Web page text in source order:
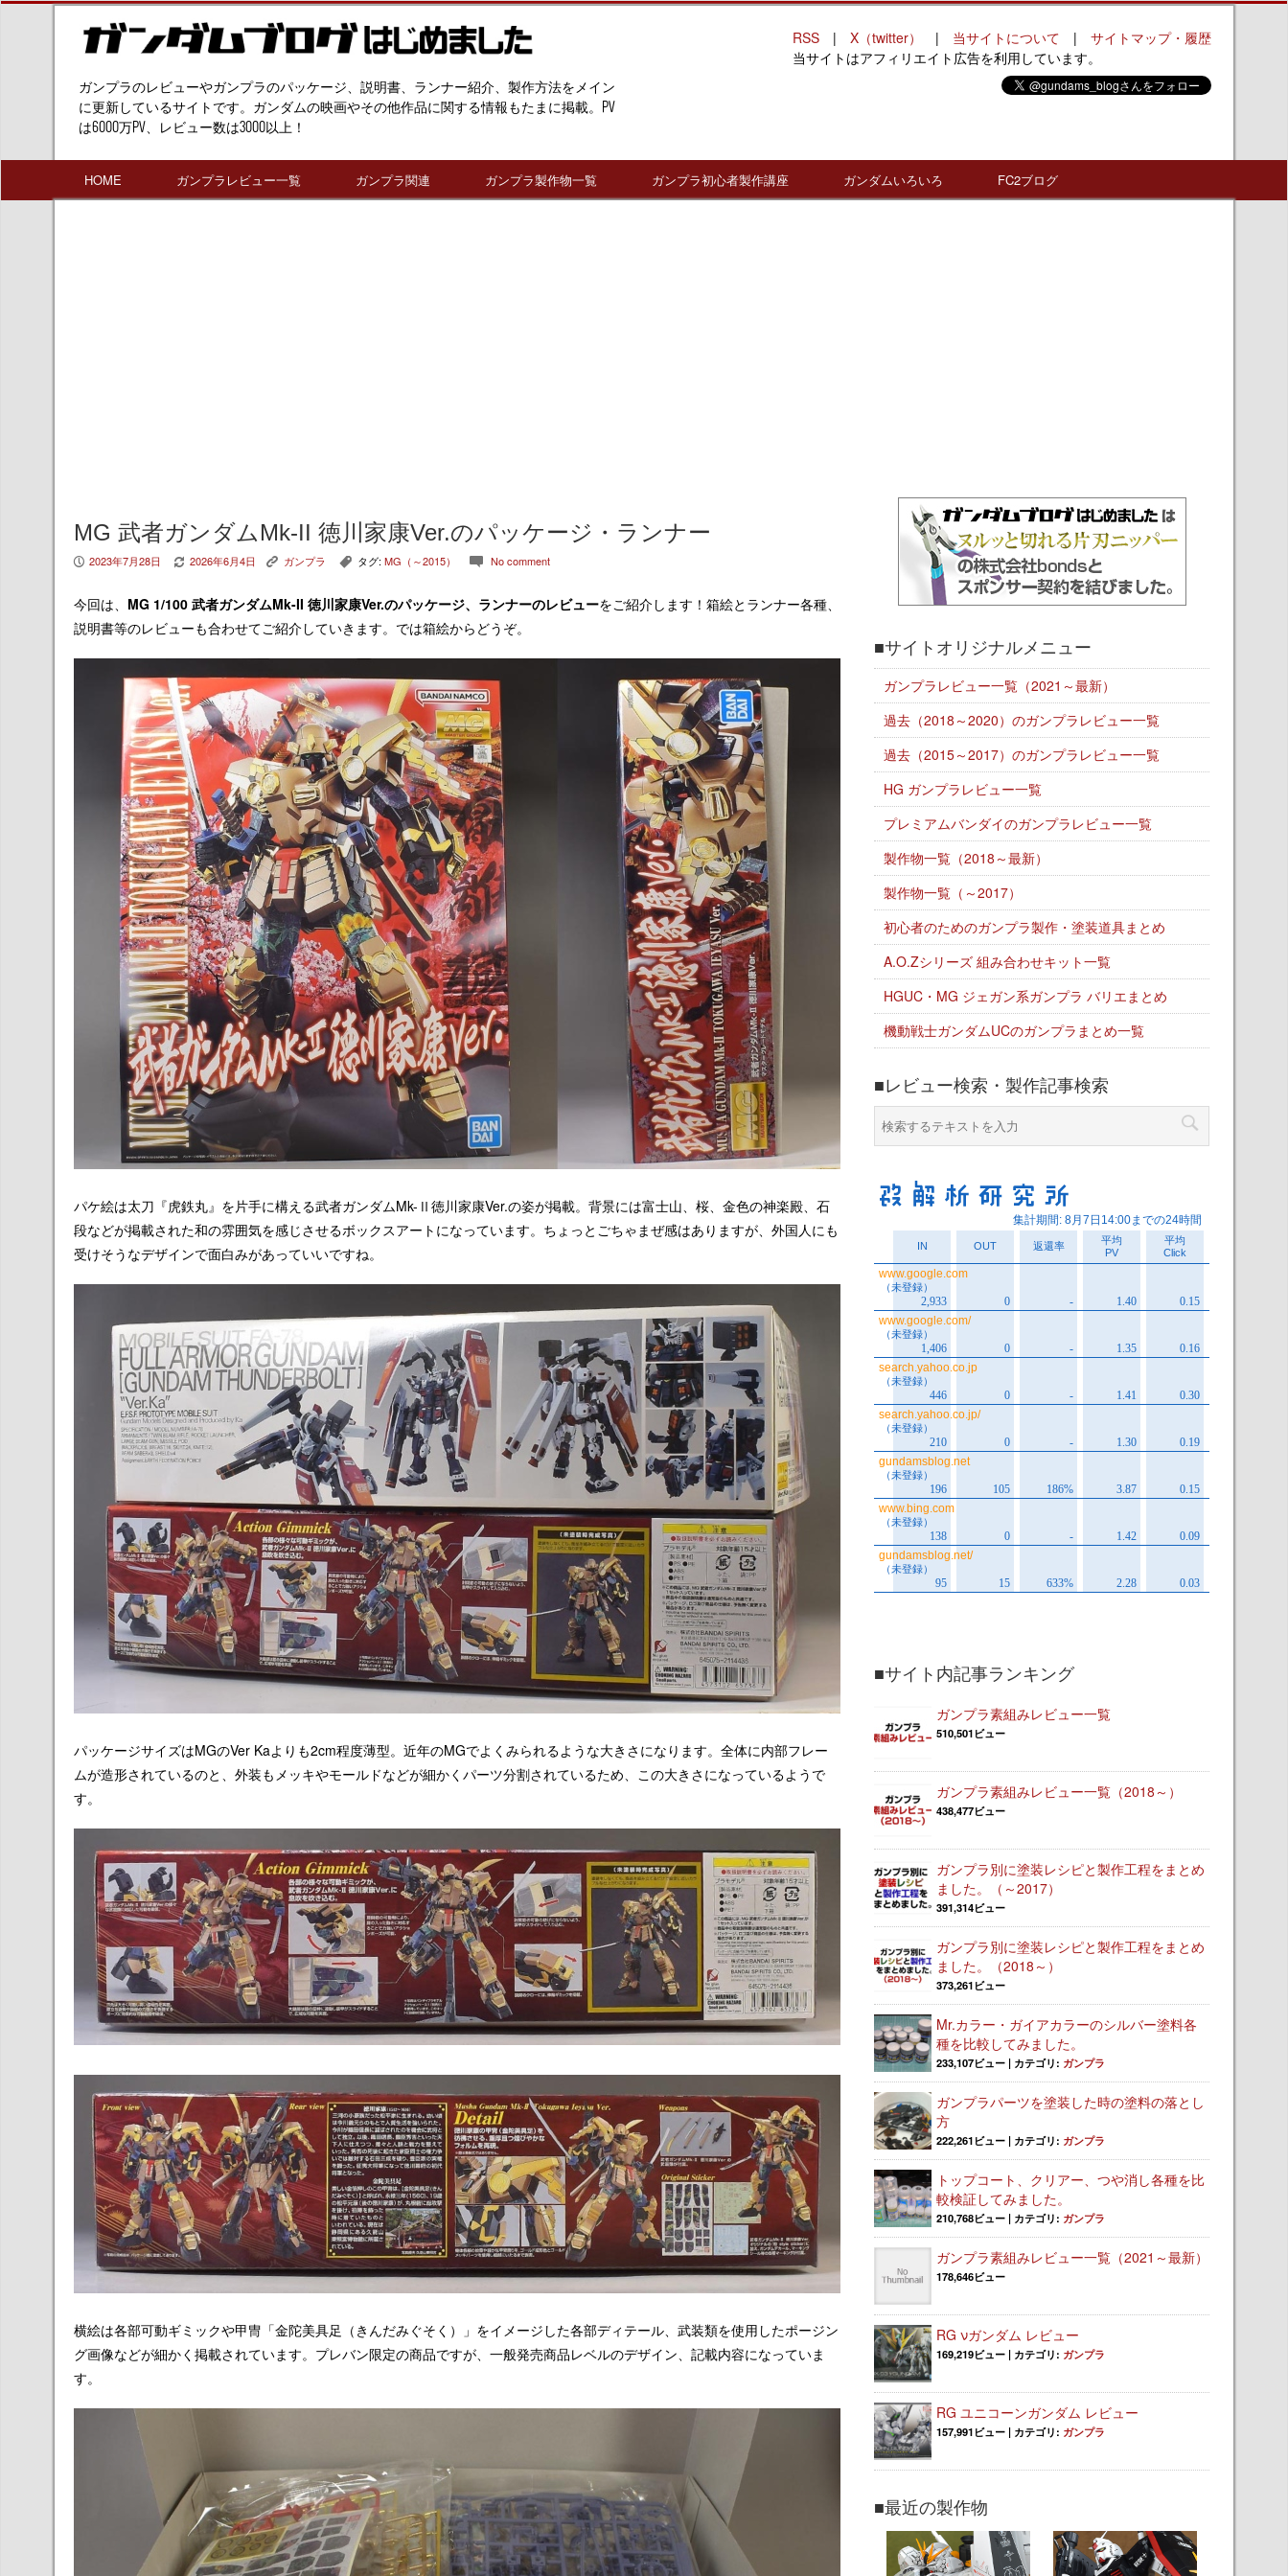
ガンプラのレビューやガンプラのパッケージ、説明書、ランナー紹介、製作方法をメイン
に更新しているサイトです。ガンダムの映画やその他作品に関する情報もたまに掲載。PV
は6000万PV、レビュー数は3000以上！
RSS | X（twitter） | 当サイトについて | サイトマップ・履歴
当サイトはアフィリエイト広告を利用しています。
HOME ガンプラレビュー一覧 ガンプラ関連 ガンプラ製作物一覧 ガンプラ初心者製作講座 ガンダムいろいろ FC2ブログ
MG 武者ガンダムMk-II 徳川家康Ver.のパッケージ・ランナー
P 2023年7月28日 V 2026年6月4日 K ガンプラ , タグ: MG（～2015） c No comment
今回は、 MG 1/100 武者ガンダムMk-II 徳川家康Ver.のパッケージ、ランナーのレビューをご紹介します！箱絵とランナー各種、
説明書等のレビューも合わせてご紹介していきます。では箱絵からどうぞ。
パケ絵は太刀『虎鉄丸』を片手に構える武者ガンダムMk-Ⅱ徳川家康Ver.の姿が掲載。背景には富士山、桜、金色の神楽殿、石
段などが掲載された和の雰囲気を感じさせるボックスアートになっています。ちょっとごちゃまぜ感はありますが、外国人にも
受けそうなデザインで面白みがあっていいですね。
パッケージサイズはMGのVer Kaよりも2cm程度薄型。近年のMGでよくみられるような大きさになります。全体に内部フレー
ムが造形されているのと、外装もメッキやモールドなどが細かくパーツ分割されているため、この大きさになっているようで
す。
横絵は各部可動ギミックや甲冑「金陀美具足（きんだみぐそく）」をイメージした各部ディテール、武装類を使用したポージン
グ画像などが細かく掲載されています。プレバン限定の商品ですが、一般発売商品レベルのデザイン、記載内容になっていま
す。
■サイトオリジナルメニュー
ガンプラレビュー一覧（2021～最新）
過去（2018～2020）のガンプラレビュー一覧
過去（2015～2017）のガンプラレビュー一覧
HG ガンプラレビュー一覧
プレミアムバンダイのガンプラレビュー一覧
製作物一覧（2018～最新）
製作物一覧（～2017）
初心者のためのガンプラ製作・塗装道具まとめ
A.O.Zシリーズ 組み合わせキット一覧
HGUC・MG ジェガン系ガンプラ バリエまとめ
機動戦士ガンダムUCのガンプラまとめ一覧
■レビュー検索・製作記事検索
■サイト内記事ランキング
ガンプラ素組みレビュー一覧
510,501ビュー
ガンプラ素組みレビュー一覧（2018～）
438,477ビュー
ガンプラ別に塗装レシピと製作工程をまとめ
ました。（～2017）
391,314ビュー
ガンプラ別に塗装レシピと製作工程をまとめ
ました。（2018～）
373,261ビュー
Mr.カラー・ガイアカラーのシルバー塗料各
種を比較してみました。
233,107ビュー | カテゴリ: ガンプラ
ガンプラパーツを塗装した時の塗料の落とし
方
222,261ビュー | カテゴリ: ガンプラ
トップコート、クリアー、つや消し各種を比
較検証してみました。
210,768ビュー | カテゴリ: ガンプラ
ガンプラ素組みレビュー一覧（2021～最新）
178,646ビュー
RG νガンダム レビュー
169,219ビュー | カテゴリ: ガンプラ
RG ユニコーンガンダム レビュー
157,991ビュー | カテゴリ: ガンプラ
■最近の製作物